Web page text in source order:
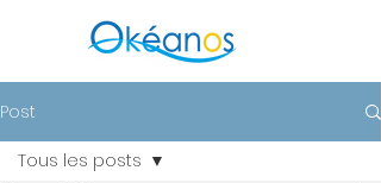
Post
Tous les posts